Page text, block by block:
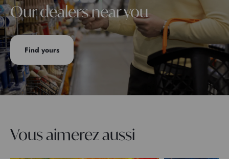
Our dealers near you
Find yours
Vous aimerez aussi